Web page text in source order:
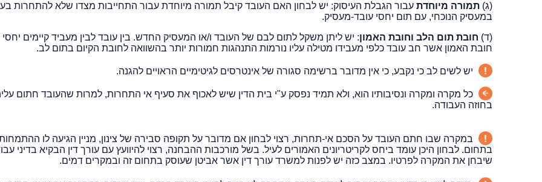
(ג) תמורה מיוחדת עבור הגבלת העיסוק: יש לבחון האם העובד קיבל תמורה מיוחדת עבור התחייבות מצדו שלא להתחרות
במעסיק הנוכחי, עם תום יחסי עובד-מעסיק.
(ד) חובת תום הלב וחובת האמון: יש ליתן משקל לתום לבם של העובד ו/או המעסיק החדש. בין עובד לבין מעביד קיימים יחסי
חובת האמון אשר חב עובד כלפי מעבידו מטילה עליו נורמות התנהגות חמורות יותר בהשוואה לחובת הקיום בתום לב.
יש לשים לב כי נקבע, כי אין מדובר ברשימה סגורה של אינטרסים לגיטימיים הראויים להגנה.
כל מקרה ומקרה ונסיבותיו הוא, ולא תמיד נפסק ע"י בית הדין שיש לאכוף את סעיף אי התחרות, למרות שהעובד חתום
בחוזה העבודה.
במקרה שבו חתם העובד על הסכם אי-תחרות, רצוי לבחון אם מדובר על תקופה סבירה של צינון, מניין הגיעה לו
בתחום. לבחון היכן עומד ביחס לקריטריונים האמורים לעיל. בשל מורכבות ההבחנה, רצוי להיוועץ עם עורך דין הבקיא בדיני
שיבחן את המקרה לפרטיו. במצב כזה יש לפנות למשרד עורך דין אשר אביטן שעוסק בתחום זה ובמקרים דמים.